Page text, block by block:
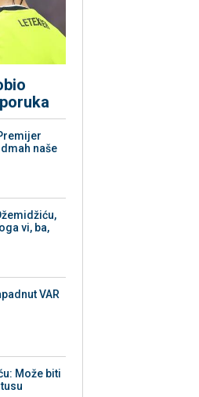
naše
vi, ba,
VAR
Može biti